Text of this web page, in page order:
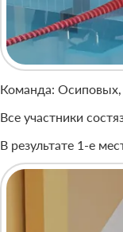
Команда:
Все участники
В результате 1-е